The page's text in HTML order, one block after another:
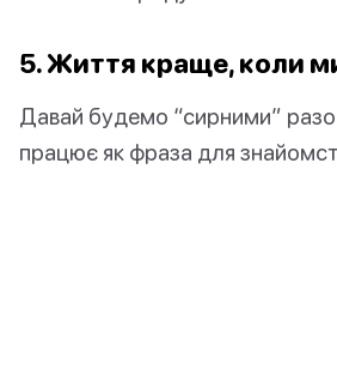
5. Життя краще, коли
Давай будемо “сирними”
працює як фраза для